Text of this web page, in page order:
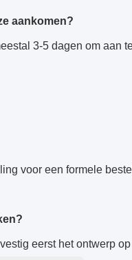
aankomen?
3-5 dagen om aan
voor een formele
eerst het ontwerp